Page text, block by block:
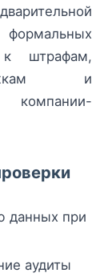
штрафам,
и
данных при
аудиты